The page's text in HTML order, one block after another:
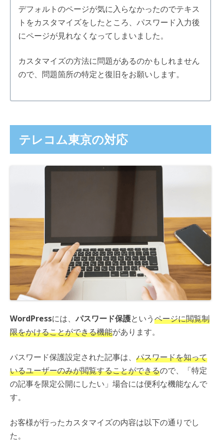
デフォルトのページが気に入らなかったのでテキス
トをカスタマイズをしたところ、パスワード入力後
にページが見れなくなってしまいました。
カスタマイズの方法に問題があるのかもしれません
ので、問題箇所の特定と復旧をお願いします。
テレコム東京の対応
WordPressには、 パスワード保護というページに閲覧制
限をかけることができる機能があります。
パスワード保護設定された記事は、 パスワードを知って
いるユーザーのみが閲覧することができるので、「特定
の記事を限定公開にしたい」場合には便利な機能なんで
す。
お客様が行ったカスタマイズの内容は以下の通りでし
た。